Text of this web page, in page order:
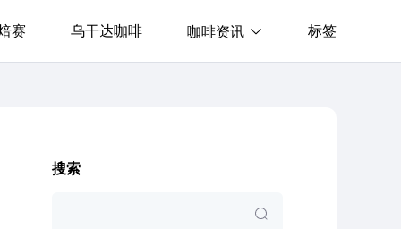
赛 乌干达咖啡 咖啡资讯 标签
搜索